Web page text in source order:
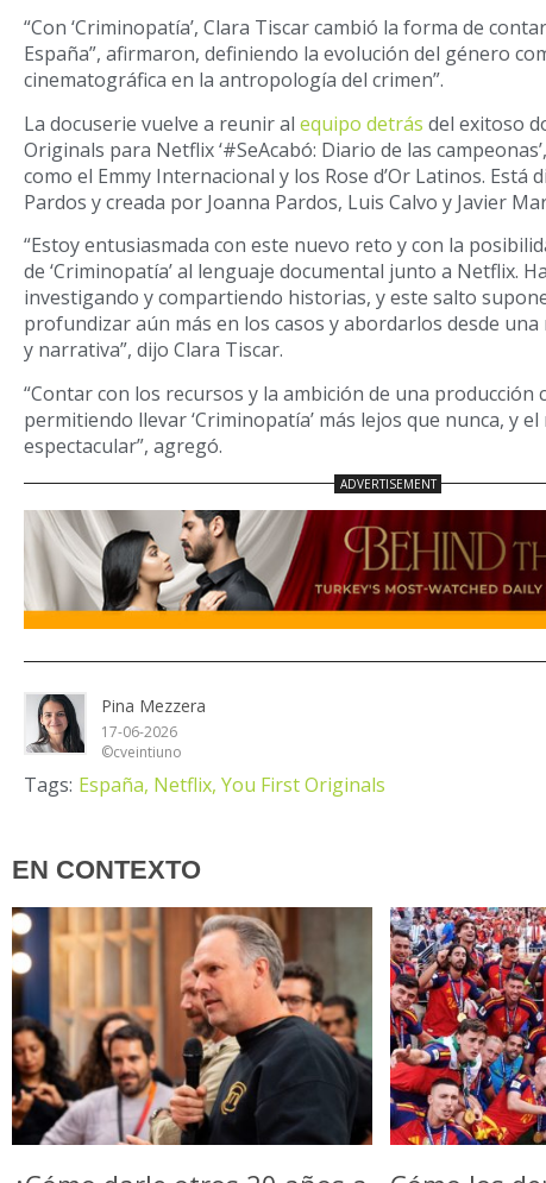
“Con ‘Criminopatía’, Clara Tiscar cambió la forma de
España”, afirmaron, definiendo la evolución del género
cinematográfica en la antropología del crimen”.
La docuserie vuelve a reunir al equipo detrás del exitoso
Originals para Netflix ‘#SeAcabó: Diario de las
como el Emmy Internacional y los Rose d’Or Latinos. Está
Pardos y creada por Joanna Pardos, Luis Calvo y Javier
“Estoy entusiasmada con este nuevo reto y con la
de ‘Criminopatía’ al lenguaje documental junto a Netflix.
investigando y compartiendo historias, y este salto
profundizar aún más en los casos y abordarlos desde
y narrativa”, dijo Clara Tiscar.
“Contar con los recursos y la ambición de una producción
permitiendo llevar ‘Criminopatía’ más lejos que nunca, y
espectacular”, agregó.
Pina Mezzera
17-06-2026
©cveintiuno
Tags: España, Netflix, You First Originals
EN CONTEXTO